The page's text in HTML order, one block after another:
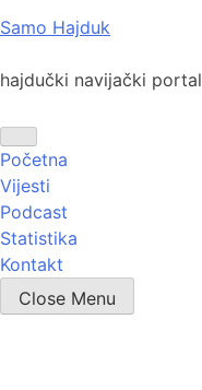
content
Samo Hajduk
hajdučki navijački portal
Početna
Vijesti
Podcast
Statistika
Kontakt
Close Menu